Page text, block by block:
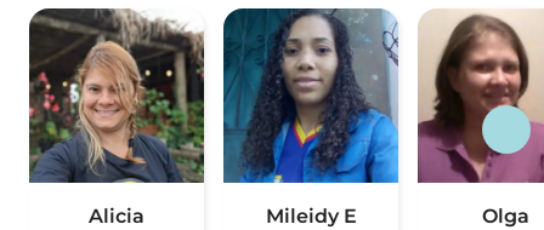
Alicia Mileidy E Olga